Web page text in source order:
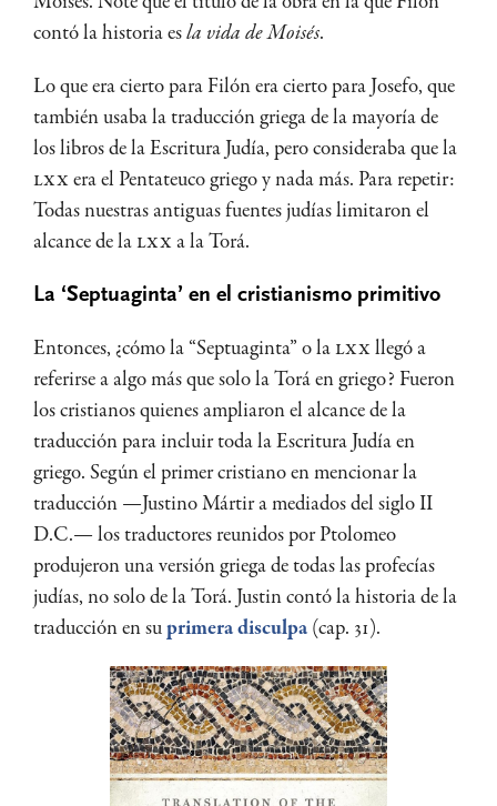
contó la historia esla vida de Moisés.
Lo que era cierto para Filón era cierto para Josefo, que
también usaba la traducción griega de la mayoría de
los libros de la Escritura Judía, pero consideraba que la
LXXera el Pentateuco griego y nada más. Para repetir:
Todas nuestras antiguas fuentes judías limitaron el
alcance de laLXX a la Torá.
La ‘Septuaginta’ en el cristianismo primitivo
Entonces, ¿cómo la “Septuaginta” o laLXXllegó a
referirse a algo más que solo la Torá en griego? Fueron
los cristianos quienes ampliaron el alcance de la
traducción para incluir toda la Escritura Judía en
griego. Según el primer cristiano en mencionar la
traducción —Justino Mártir a mediados del siglo II
D.C.— los traductores reunidos por Ptolomeo
produjeron una versión griega de todas las profecías
judías, no solo de la Torá. Justin contó la historia de la
traducción en suprimera disculpa(cap. 31).